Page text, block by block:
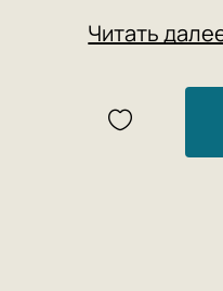
трилогии
отозвалась
Блэк.
Читать